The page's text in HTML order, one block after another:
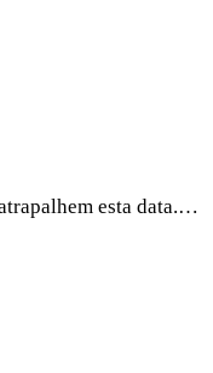
esta data.…